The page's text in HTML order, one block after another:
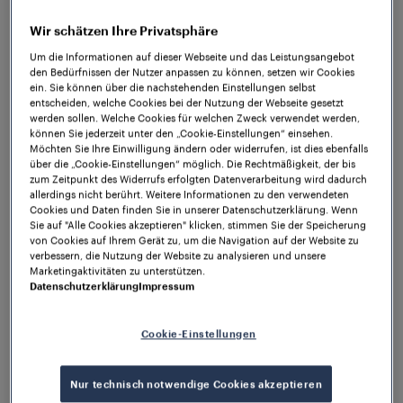
Zugdetektionssystem zu entfernen. Als
Hauptanforderung sollte maximale Verfügbarkeit
angesichts der örtlichen Gegebenheiten garantiert
werden, ohne die vorhandene Installation zu
beeinträchtigen.
Aufgrund der hervorragenden Zuverlässigkeit unter
derartigen Bedingungen wurde derFrauscher
Advanced Counter FAdC®als die am besten
geeignete Lösung gewählt. Dank der modularen
Bauweise des FAdC® konnte eine dezentrale
Architektur geschaffen werden, für die vier extern
positionierte Gehäuse zwischen den beiden
des Achszählers unterzubringen. Das System wird
Frauscher Radsensor RSR123gestützt, der alle
Zugachsen präzise nachverfolgt. Der Sensor ist
extrem widerstandsfähig gegenüber
Wir schätzen Ihre Privatsphäre
Um die Informationen auf dieser Webseite und das Leistungsangebot
den Bedürfnissen der Nutzer anpassen zu können, setzen wir Cookies
ein. Sie können über die nachstehenden Einstellungen selbst
entscheiden, welche Cookies bei der Nutzung der Webseite gesetzt
werden sollen. Welche Cookies für welchen Zweck verwendet werden,
können Sie jederzeit unter den „Cookie-Einstellungen“ einsehen.
Möchten Sie Ihre Einwilligung ändern oder widerrufen, ist dies ebenfalls
über die „Cookie-Einstellungen“ möglich. Die Rechtmäßigkeit, der bis
zum Zeitpunkt des Widerrufs erfolgten Datenverarbeitung wird dadurch
allerdings nicht berührt. Weitere Informationen zu den verwendeten
Cookies und Daten finden Sie in unserer Datenschutzerklärung. Wenn
Sie auf "Alle Cookies akzeptieren" klicken, stimmen Sie der Speicherung
von Cookies auf Ihrem Gerät zu, um die Navigation auf der Website zu
verbessern, die Nutzung der Website zu analysieren und unsere
Marketingaktivitäten zu unterstützen.
DatenschutzerklärungImpressum
Cookie-Einstellungen
Nur technisch notwendige Cookies akzeptieren